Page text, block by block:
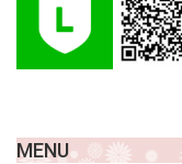
MENU